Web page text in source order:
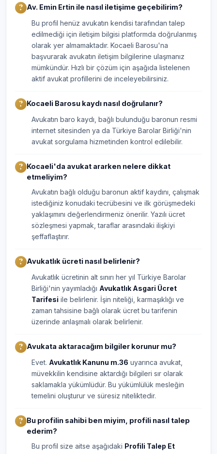
Av. Emin Ertin ile nasıl iletişime geçebilirim?
Bu profil henüz avukatın kendisi tarafından talep
edilmediği için iletişim bilgisi platformda doğrulanmış
olarak yer almamaktadır. Kocaeli Barosu'na
başvurarak avukatın iletişim bilgilerine ulaşmanız
mümkündür. Hızlı bir çözüm için aşağıda listelenen
aktif avukat profillerini de inceleyebilirsiniz.
Kocaeli Barosu kaydı nasıl doğrulanır?
Avukatın baro kaydı, bağlı bulunduğu baronun resmi
internet sitesinden ya da Türkiye Barolar Birliği'nin
avukat sorgulama hizmetinden kontrol edilebilir.
Kocaeli'da avukat ararken nelere dikkat
etmeliyim?
Avukatın bağlı olduğu baronun aktif kaydını, çalışmak
istediğiniz konudaki tecrübesini ve ilk görüşmedeki
yaklaşımını değerlendirmeniz önerilir. Yazılı ücret
sözleşmesi yapmak, taraflar arasındaki ilişkiyi
şeffaflaştırır.
Avukatlık ücreti nasıl belirlenir?
Avukatlık ücretinin alt sınırı her yıl Türkiye Barolar
Birliği'nin yayımladığı Avukatlık Asgari Ücret
Tarifesi ile belirlenir. İşin niteliği, karmaşıklığı ve
zaman tahsisine bağlı olarak ücret bu tarifenin
üzerinde anlaşmalı olarak belirlenir.
Avukata aktaracağım bilgiler korunur mu?
Evet. Avukatlık Kanunu m.36 uyarınca avukat,
müvekkilin kendisine aktardığı bilgileri sır olarak
saklamakla yükümlüdür. Bu yükümlülük mesleğin
temelini oluşturur ve süresiz niteliktedir.
Bu profilin sahibi ben miyim, profili nasıl talep
ederim?
Bu profil size aitse aşağıdaki Profili Talep Et